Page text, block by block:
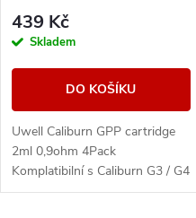
439 Kč
Skladem
DO KOŠÍKU
Uwell Caliburn GPP cartridge
2ml 0,9ohm 4Pack
Komplatibilní s Caliburn G3 / G4
a G5. Balení obsahuje 4ks.